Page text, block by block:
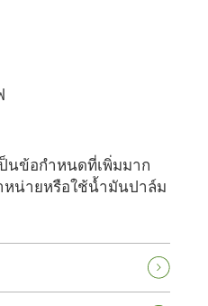
ป็นข้อกำหนดที่เพิ่มมาก
น่ายหรือใช้น้ำมันปาล์ม